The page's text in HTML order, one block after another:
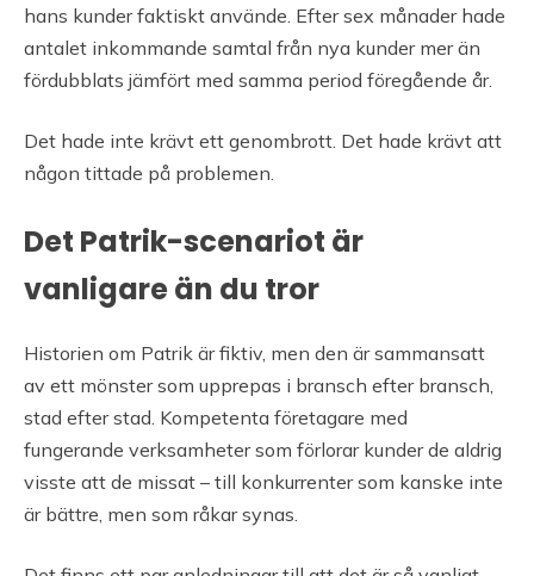
hans kunder faktiskt använde. Efter sex månader hade
antalet inkommande samtal från nya kunder mer än
fördubblats jämfört med samma period föregående år.
Det hade inte krävt ett genombrott. Det hade krävt att
någon tittade på problemen.
Det Patrik-scenariot är
vanligare än du tror
Historien om Patrik är fiktiv, men den är sammansatt
av ett mönster som upprepas i bransch efter bransch,
stad efter stad. Kompetenta företagare med
fungerande verksamheter som förlorar kunder de aldrig
visste att de missat – till konkurrenter som kanske inte
är bättre, men som råkar synas.